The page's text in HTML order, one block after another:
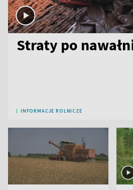
Straty po
INFORMACJE ROLNICZE